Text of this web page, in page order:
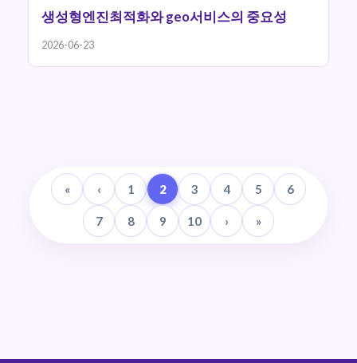
생성형엔진최적화와 geo서비스의 중요성
2026-06-23
« ‹ 1 2 3 4 5 6
7 8 9 10 › »